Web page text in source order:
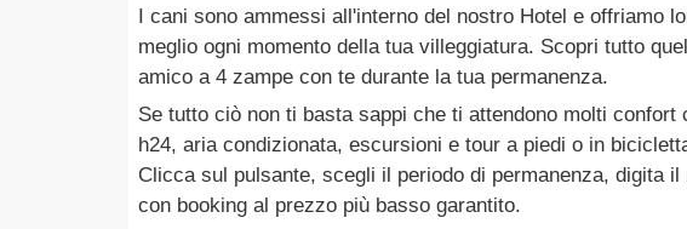
I cani sono ammessi all'interno del nostro Hotel e offriamo
meglio ogni momento della tua villeggiatura. Scopri tutto
amico a 4 zampe con te durante la tua permanenza.
Se tutto ciò non ti basta sappi che ti attendono molti
h24, aria condizionata, escursioni e tour a piedi o in
Clicca sul pulsante, scegli il periodo di permanenza, digita
con booking al prezzo più basso garantito.